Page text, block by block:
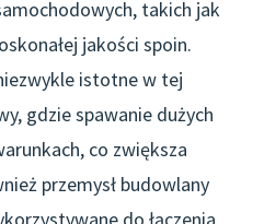
takich jak
jakości spoin.
istotne w tej
gdzie spawanie dużych
co zwiększa
przemysł budowlany